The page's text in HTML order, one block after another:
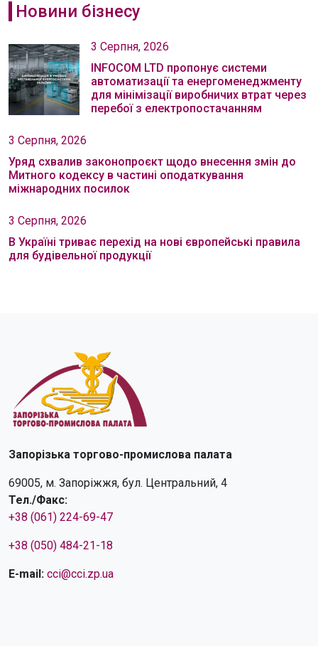
Новини бізнесу
3 Серпня, 2026
INFOCOM LTD пропонує системи
автоматизації та енергоменеджменту
для мінімізації виробничих втрат через
перебої з електропостачанням
3 Серпня, 2026
Уряд схвалив законопроєкт щодо внесення змін до
Митного кодексу в частині оподаткування
міжнародних посилок
3 Серпня, 2026
В Україні триває перехід на нові європейські правила
для будівельної продукції
Запорізька торгово-промислова палата
69005, м. Запоріжжя, бул. Центральний, 4
Тел./Факс:
+38 (061) 224-69-47
+38 (050) 484-21-18
E-mail: cci@cci.zp.ua